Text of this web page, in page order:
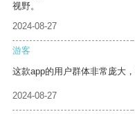
视野。
2024-08-27
游客
这款app的用户群体非常庞大
2024-08-27